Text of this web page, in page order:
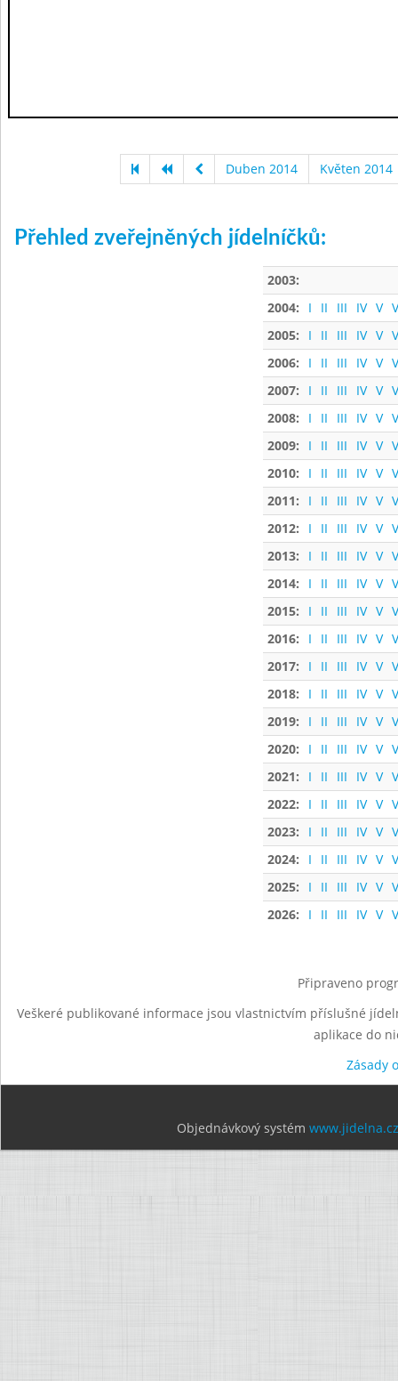
Duben 2014 Květen 2014
Přehled zveřejněných jídelníčků:
2003:
2004:
I II III IV V
2005:
I II III IV V
2006:
I II III IV V
2007:
I II III IV V
2008:
I II III IV V
2009:
I II III IV V
2010:
I II III IV V
2011:
I II III IV V
2012:
I II III IV V
2013:
I II III IV V
2014:
I II III IV V
2015:
I II III IV V
2016:
I II III IV V
2017:
I II III IV V
2018:
I II III IV V
2019:
I II III IV V
2020:
I II III IV V
2021:
I II III IV V
2022:
I II III IV V
2023:
I II III IV V
2024:
I II III IV V
2025:
I II III IV V
2026:
I II III IV V
Připraveno
Veškeré publikované informace jsou vlastnictvím příslušné
aplikace do
Zásady
Objednávkový systém www.jidelna.cz